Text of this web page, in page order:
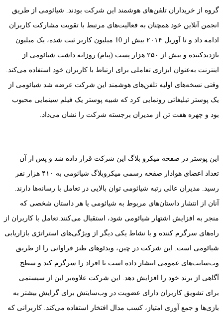
گروه از خریداران تلفن‌های هوشمند این شرکت بودند. شیائومی از طریق
انجمن آنلاین خود همچنان به فعالیت‌های مرتبط با تقویت مشارکت کاربران
ادامه داد و تا آوریل ۲۰۱۴ بیش از 10 میلیون کاربر ثبت شده، یک میلیون
بازدیدکننده و بیش از ۲۵۰ هزار پست (پیام) روزانه داشت.شیائومی از
اینترنت به‌عنوان ابزاری تعاملی برای ارتباط با کاربران خود استفاده می‌کند.
وقتی نسخه‌های اولیه تلفن‌های هوشمند این شرکت عرضه شد شیائومی از
یک پوستر تبلیغاتی رونمایی کرد که شبیه پوستر یک فیلم سینمایی محبوب
بود و چهره هفت تن از مدیران برجسته شرکت را نشان می‌داد.
این پوستر در صفحه میکرو بلاگ این شرکت قرار داده شد و پس از آن
تعداد اعضای هوادار صفحه رسمی میکروبلاگ شیائومی به ۴۱۰ هزار نفر
رسید. مدیران عالی رتبه شیائومی توان بالایی در تعامل با رسانه‌ها دارند.
آنان از انتشار داستان‌های مربوط به شیائومی یا هر داستان شخصی که
منجر به افزایش اشتهار شیائومی شود، استقبال می‌کنند.تعامل با کاربران از
راه‌های سرگرم کننده و با نشاط یکی دیگر از ویژگی‌های استراتژی بازاریابی
شیائومی است. این شرکت در چین، ویدئو‌های طنز فراوانی را از طریق
وب‌سایت‌های عمومی انتشار داده است تا افراد را سرگرم کند و سطح
آگاهی از برند خود را افزایش دهد. این شرکت علاوه‌بر این از سیستمی
برای تشویق کاربران دارای عضویت در وب‌سایتش برای گرایش بیشتر به
بازی‌ها و جمع آوری امتیاز، کسب مدال افتخار استفاده می‌کند. کاربرانی که